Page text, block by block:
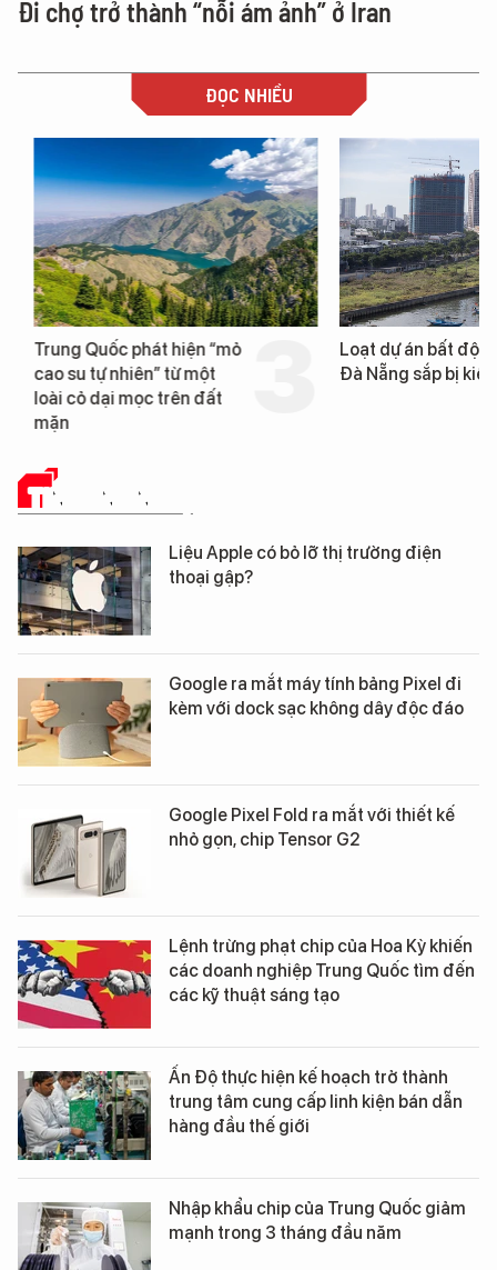
Đi chợ trở thành “nỗi ám ảnh” ở Iran
ĐỌC NHIỀU
Trung Quốc phát hiện “mỏ
cao su tự nhiên” từ một
loài cỏ dại mọc trên đất
mặn
Loạt dự án bất động
Đà Nẵng sắp bị kiểm
TIN CÔNG NGHỆ
Liệu Apple có bỏ lỡ thị trường điện
thoại gập?
Google ra mắt máy tính bảng Pixel đi
kèm với dock sạc không dây độc đáo
Google Pixel Fold ra mắt với thiết kế
nhỏ gọn, chip Tensor G2
Lệnh trừng phạt chip của Hoa Kỳ khiến
các doanh nghiệp Trung Quốc tìm đến
các kỹ thuật sáng tạo
Ấn Độ thực hiện kế hoạch trở thành
trung tâm cung cấp linh kiện bán dẫn
hàng đầu thế giới
Nhập khẩu chip của Trung Quốc giảm
mạnh trong 3 tháng đầu năm